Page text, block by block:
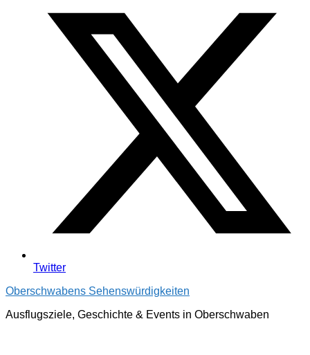
Twitter
Oberschwabens Sehenswürdigkeiten
Ausflugsziele, Geschichte & Events in Oberschwaben